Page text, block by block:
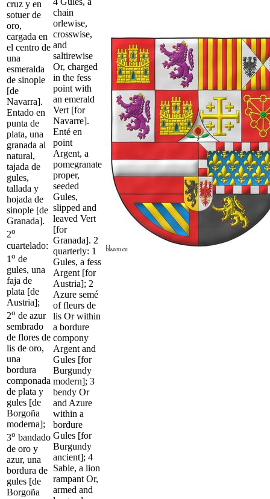
cruz y en
sotuer de
oro,
cargada en
el centro de
una
esmeralda
de sinople
[de
Navarra].
Entado en
punta de
plata, una
granada al
natural,
tajada de
gules,
tallada y
hojada de
sinople [de
Granada].
2o
cuartelado:
1 o de
gules, una
faja de
plata [de
Austria];
2o de azur
sembrado
de flores de
lis de oro,
una
bordura
componada
de plata y
gules [de
Borgoña
moderna];
3o bandado
de oro y
azur, una
bordura de
gules [de
Borgoña
chain
orlewise,
crosswise,
and
saltirewise
Or, charged
in the fess
point with
an emerald
Vert [for
Navarre].
Enté en
point
Argent, a
pomegranate
proper,
seeded
Gules,
slipped and
leaved Vert
[for
Granada]. 2
quarterly: 1
Gules, a fess
Argent [for
Austria]; 2
Azure semé
of fleurs de
lis Or within
a bordure
compony
Argent and
Gules [for
Burgundy
modern]; 3
bendy Or
and Azure
within a
bordure
Gules [for
Burgundy
ancient]; 4
Sable, a lion
rampant Or,
armed and